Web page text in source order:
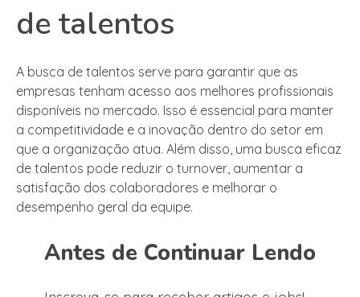
de talentos
A busca de talentos serve para garantir que as
empresas tenham acesso aos melhores profissionais
disponíveis no mercado. Isso é essencial para manter
a competitividade e a inovação dentro do setor em
que a organização atua. Além disso, uma busca eficaz
de talentos pode reduzir o turnover, aumentar a
satisfação dos colaboradores e melhorar o
desempenho geral da equipe.
Antes de Continuar Lendo